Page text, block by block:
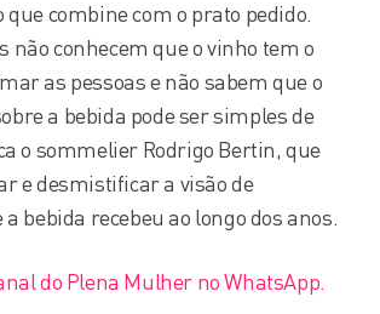
que combine com o prato pedido.
não conhecem que o vinho tem o
as pessoas e não sabem que o
a bebida pode ser simples de
o sommelier Rodrigo Bertin, que
e desmistificar a visão de
bebida recebeu ao longo dos anos.
do Plena Mulher no WhatsApp.